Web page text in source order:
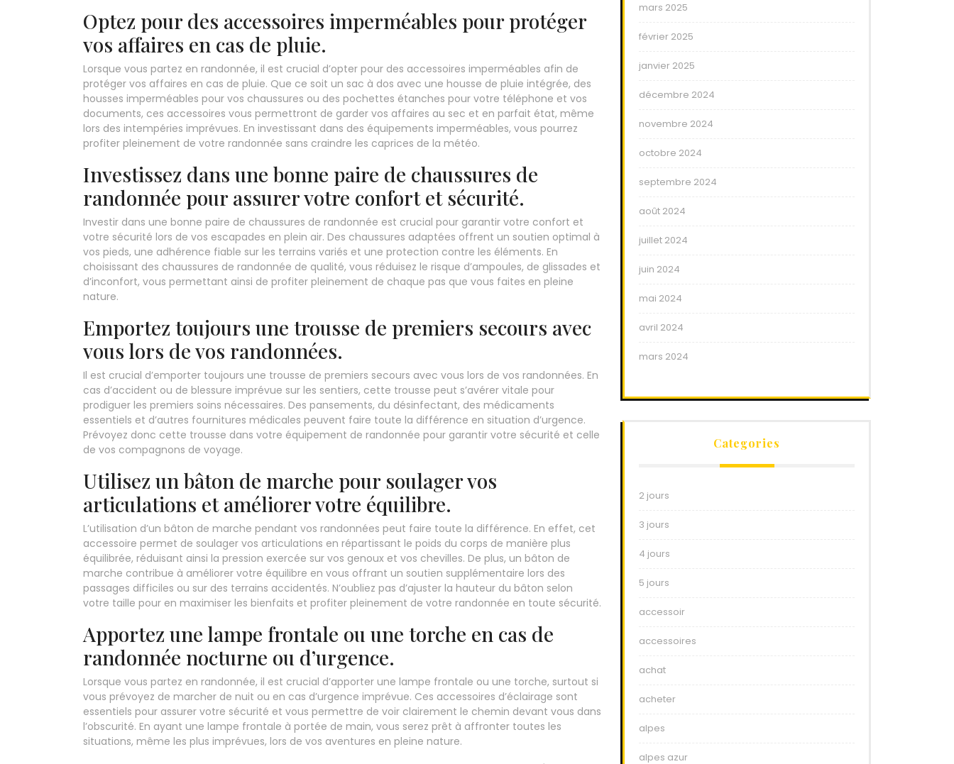
Optez pour des accessoires imperméables pour protéger
vos affaires en cas de pluie.
Lorsque vous partez en randonnée, il est crucial d’opter pour des accessoires imperméables afin de
protéger vos affaires en cas de pluie. Que ce soit un sac à dos avec une housse de pluie intégrée, des
housses imperméables pour vos chaussures ou des pochettes étanches pour votre téléphone et vos
documents, ces accessoires vous permettront de garder vos affaires au sec et en parfait état, même
lors des intempéries imprévues. En investissant dans des équipements imperméables, vous pourrez
profiter pleinement de votre randonnée sans craindre les caprices de la météo.
Investissez dans une bonne paire de chaussures de
randonnée pour assurer votre confort et sécurité.
Investir dans une bonne paire de chaussures de randonnée est crucial pour garantir votre confort et
votre sécurité lors de vos escapades en plein air. Des chaussures adaptées offrent un soutien optimal à
vos pieds, une adhérence fiable sur les terrains variés et une protection contre les éléments. En
choisissant des chaussures de randonnée de qualité, vous réduisez le risque d’ampoules, de glissades et
d’inconfort, vous permettant ainsi de profiter pleinement de chaque pas que vous faites en pleine
nature.
Emportez toujours une trousse de premiers secours avec
vous lors de vos randonnées.
Il est crucial d’emporter toujours une trousse de premiers secours avec vous lors de vos randonnées. En
cas d’accident ou de blessure imprévue sur les sentiers, cette trousse peut s’avérer vitale pour
prodiguer les premiers soins nécessaires. Des pansements, du désinfectant, des médicaments
essentiels et d’autres fournitures médicales peuvent faire toute la différence en situation d’urgence.
Prévoyez donc cette trousse dans votre équipement de randonnée pour garantir votre sécurité et celle
de vos compagnons de voyage.
Utilisez un bâton de marche pour soulager vos
articulations et améliorer votre équilibre.
L’utilisation d’un bâton de marche pendant vos randonnées peut faire toute la différence. En effet, cet
accessoire permet de soulager vos articulations en répartissant le poids du corps de manière plus
équilibrée, réduisant ainsi la pression exercée sur vos genoux et vos chevilles. De plus, un bâton de
marche contribue à améliorer votre équilibre en vous offrant un soutien supplémentaire lors des
passages difficiles ou sur des terrains accidentés. N’oubliez pas d’ajuster la hauteur du bâton selon
votre taille pour en maximiser les bienfaits et profiter pleinement de votre randonnée en toute sécurité.
Apportez une lampe frontale ou une torche en cas de
randonnée nocturne ou d’urgence.
Lorsque vous partez en randonnée, il est crucial d’apporter une lampe frontale ou une torche, surtout si
vous prévoyez de marcher de nuit ou en cas d’urgence imprévue. Ces accessoires d’éclairage sont
essentiels pour assurer votre sécurité et vous permettre de voir clairement le chemin devant vous dans
l’obscurité. En ayant une lampe frontale à portée de main, vous serez prêt à affronter toutes les
situations, même les plus imprévues, lors de vos aventures en pleine nature.
mars 2025
février 2025
janvier 2025
décembre 2024
novembre 2024
octobre 2024
septembre 2024
août 2024
juillet 2024
juin 2024
mai 2024
avril 2024
mars 2024
Categories
2 jours
3 jours
4 jours
5 jours
accessoir
accessoires
achat
acheter
alpes
alpes azur